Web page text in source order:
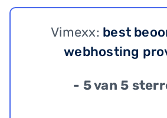
Vimexx: best
webhosting
- 5 van 5